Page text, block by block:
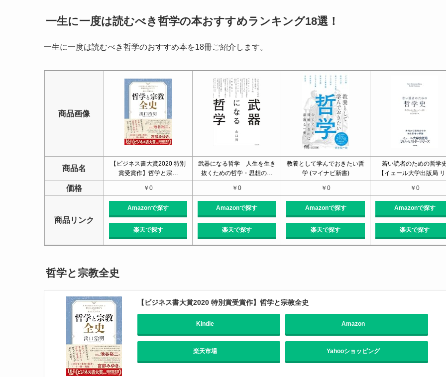
一生に一度は読むべき哲学の本おすすめランキング18選！
一生に一度は読むべき哲学のおすすめ本を18冊ご紹介します。
商品画像
商品名
【ビジネス書大賞2020 特別
賞受賞作】哲学と宗…
武器になる哲学 人生を生き
抜くための哲学・思想の…
教養として学んでおきたい哲
学 (マイナビ新書)
若い読者のための哲学史
【イェール大学出版局 リ
価格 ￥0 ￥0 ￥0 ￥0
商品リンク
Amazonで探す
楽天で探す
Amazonで探す
楽天で探す
Amazonで探す
楽天で探す
Amazonで探す
楽天で探す
哲学と宗教全史
【ビジネス書大賞2020 特別賞受賞作】哲学と宗教全史
Kindle Amazon
楽天市場 Yahooショッピング